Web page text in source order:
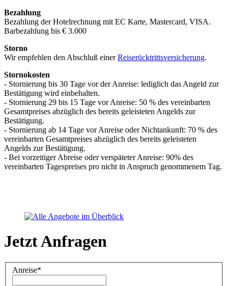
Bezahlung
Bezahlung der Hotelrechnung mit EC Karte, Mastercard, VISA.
Barbezahlung bis € 3.000
Storno
Wir empfehlen den Abschluß einerReiserücktrittsversicherung.
Stornokosten
- Stornierung bis 30 Tage vor der Anreise: lediglich das Angeld zur
Bestätigung wird einbehalten.
- Stornierung 29 bis 15 Tage vor Anreise: 50 % des vereinbarten
Gesamtpreises abzüglich des bereits geleisteten Angelds zur
Bestätigung.
- Stornierung ab 14 Tage vor Anreise oder Nichtankunft: 70 % des
vereinbarten Gesamtpreises abzüglich des bereits geleisteten
Angelds zur Bestätigung.
- Bei vorzeitiger Abreise oder verspäteter Anreise: 90% des
vereinbarten Tagespreises pro nicht in Anspruch genommenem Tag.
Jetzt Anfragen
Anreise*